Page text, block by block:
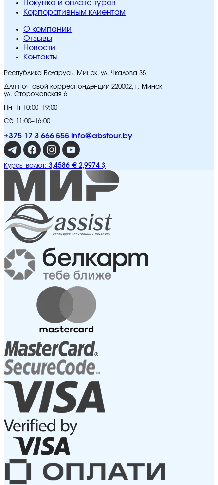
Покупка и оплата туров
Корпоративным клиентам
O компании
Отзывы
Новости
Контакты
Республика Беларусь, Минск, ул. Чкалова 35
Для почтовой корреспонденции 220002, г. Минск,
ул. Сторожовская 6
Пн-Пт 10:00–19:00
Сб 11:00–16:00
+375 17 3 666 555 info@abstour.by
Курсы валют: 3,4586 € 2,9974 $